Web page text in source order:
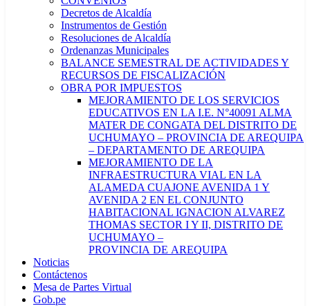
Decretos de Alcaldía
Instrumentos de Gestión
Resoluciones de Alcaldía
Ordenanzas Municipales
BALANCE SEMESTRAL DE ACTIVIDADES Y
RECURSOS DE FISCALIZACIÓN
OBRA POR IMPUESTOS
MEJORAMIENTO DE LOS SERVICIOS
EDUCATIVOS EN LA I.E. N°40091 ALMA
MATER DE CONGATA DEL DISTRITO DE
UCHUMAYO – PROVINCIA DE AREQUIPA
– DEPARTAMENTO DE AREQUIPA
MEJORAMIENTO DE LA
INFRAESTRUCTURA VIAL EN LA
ALAMEDA CUAJONE AVENIDA 1 Y
AVENIDA 2 EN EL CONJUNTO
HABITACIONAL IGNACION ALVAREZ
THOMAS SECTOR I Y II, DISTRITO DE
UCHUMAYO –
PROVINCIA DE AREQUIPA
Noticias
Contáctenos
Mesa de Partes Virtual
Gob.pe